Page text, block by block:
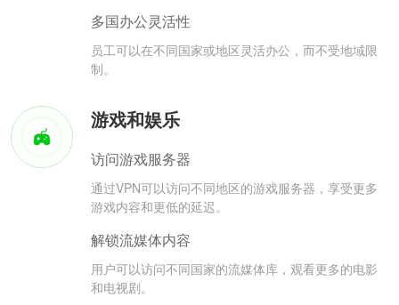
多国办公灵活性
员工可以在不同国家或地区灵活办公，而不受地域限
制。
游戏和娱乐
访问游戏服务器
通过VPN可以访问不同地区的游戏服务器，享受更多
游戏内容和更低的延迟。
解锁流媒体内容
用户可以访问不同国家的流媒体库，观看更多的电影
和电视剧。